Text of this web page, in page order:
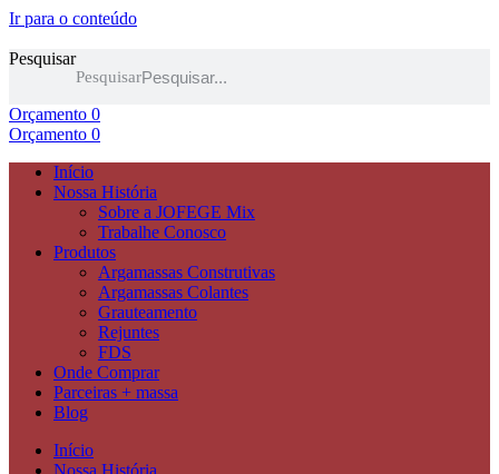
Ir para o conteúdo
Pesquisar
Pesquisar
Orçamento 0
Orçamento 0
Início
Nossa História
Sobre a JOFEGE Mix
Trabalhe Conosco
Produtos
Argamassas Construtivas
Argamassas Colantes
Grauteamento
Rejuntes
FDS
Onde Comprar
Parceiras + massa
Blog
Início
Nossa História